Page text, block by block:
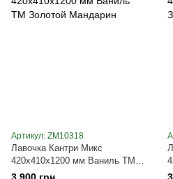
Артикул: ZM10318
Лавочка Кантри Микс
420х410х1200 мм Ваниль ТМ
Золотой Мандарин